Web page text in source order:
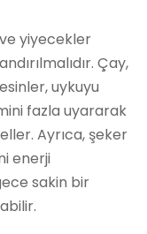
yiyecekler
Çay,
uykuyu
fazla uyararak
Ayrıca, şeker
enerji
sakin bir